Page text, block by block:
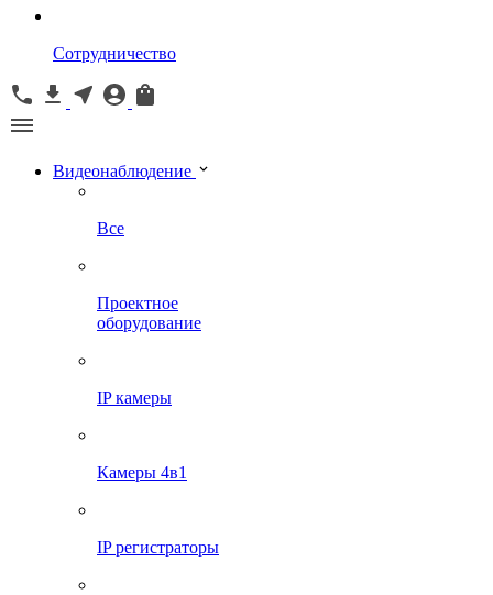
Сотрудничество
Видеонаблюдение
Все
Проектное
оборудование
IP камеры
Камеры 4в1
IP регистраторы